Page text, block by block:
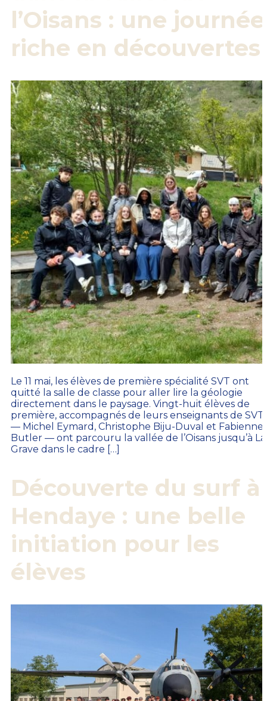
l’Oisans : une journée
riche en découvertes
Le 11 mai, les élèves de première spécialité SVT ont
quitté la salle de classe pour aller lire la géologie
directement dans le paysage. Vingt-huit élèves de
première, accompagnés de leurs enseignants de SVT
— Michel Eymard, Christophe Biju-Duval et Fabienne
Butler — ont parcouru la vallée de l’Oisans jusqu’à La
Grave dans le cadre […]
Découverte du surf à
Hendaye : une belle
initiation pour les
élèves